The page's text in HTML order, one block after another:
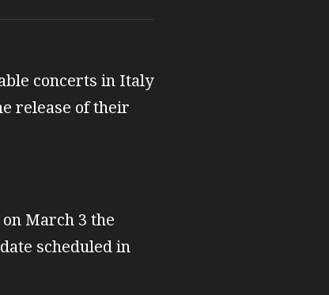
concerts in Italy
release of their
March 3 the
scheduled in